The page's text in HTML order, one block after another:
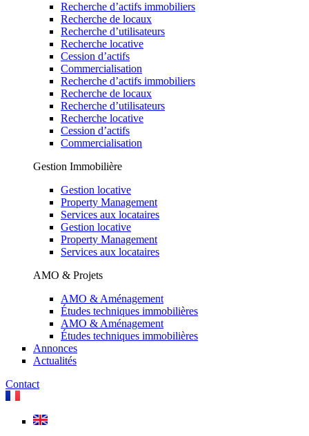
Recherche d’actifs immobiliers
Recherche de locaux
Recherche d’utilisateurs
Recherche locative
Cession d’actifs
Commercialisation
Recherche d’actifs immobiliers
Recherche de locaux
Recherche d’utilisateurs
Recherche locative
Cession d’actifs
Commercialisation
Gestion Immobilière
Gestion locative
Property Management
Services aux locataires
Gestion locative
Property Management
Services aux locataires
AMO & Projets
AMO & Aménagement
Études techniques immobilières
AMO & Aménagement
Études techniques immobilières
Annonces
Actualités
Contact